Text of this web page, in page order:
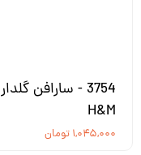
3754 - سارافن گلدار
H&M
۱,۰۴۵,۰۰۰ تومان